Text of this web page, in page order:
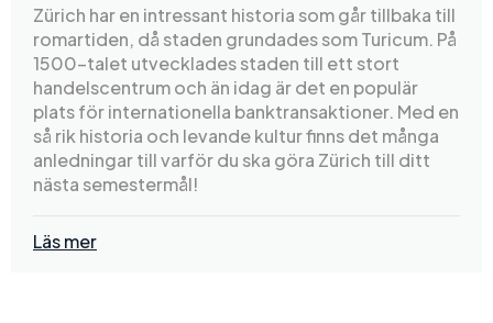
Zürich har en intressant historia som går tillbaka till
romartiden, då staden grundades som Turicum. På
1500-talet utvecklades staden till ett stort
handelscentrum och än idag är det en populär
plats för internationella banktransaktioner. Med en
så rik historia och levande kultur finns det många
anledningar till varför du ska göra Zürich till ditt
nästa semestermål!
Läs mer